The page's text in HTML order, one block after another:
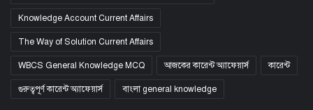
Knowledge Account Current Affairs
The Way of Solution Current Affairs
WBCS General Knowledge MCQ আজকের কারেন্ট অ্যাফেয়ার্স কারেন্ট
গুরুত্বপূর্ণ কারেন্ট অ্যাফেয়ার্স বাংলা general knowledge